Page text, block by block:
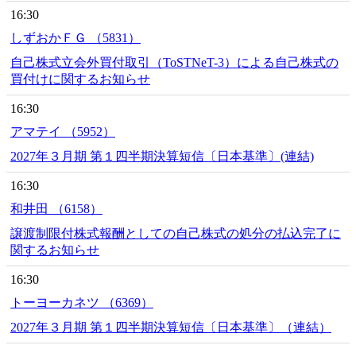
16:30
しずおかＦＧ （5831）
自己株式立会外買付取引（ToSTNeT-3）による自己株式の
買付けに関するお知らせ
16:30
アマテイ （5952）
2027年３月期 第１四半期決算短信〔日本基準〕(連結)
16:30
和井田 （6158）
譲渡制限付株式報酬としての自己株式の処分の払込完了に
関するお知らせ
16:30
トーヨーカネツ （6369）
2027年３月期 第１四半期決算短信〔日本基準〕（連結）